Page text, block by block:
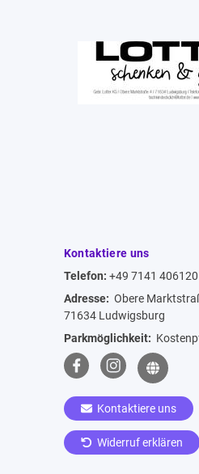
Kontaktiere uns
Telefon: +49 7141 406120
Adresse: Obere
71634 Ludwigsburg
Parkmöglichkeit:
Kontaktiere uns
Widerruf erklären